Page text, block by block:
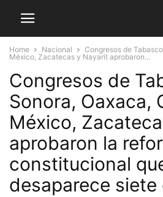
Home Nacional
Congresos de
México, Zacatecas y Nayarit aprobaron...
Congresos de
Sonora, Oaxaca,
México,
aprobaron la
constitucional
desaparece